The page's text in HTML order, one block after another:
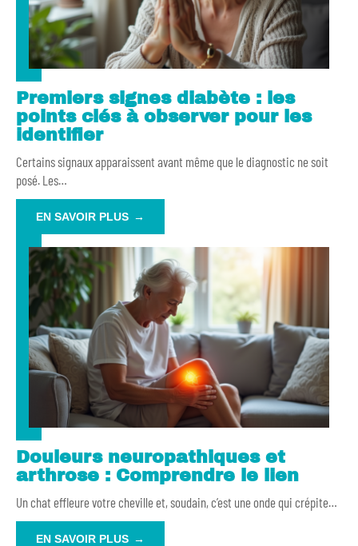
Premiers signes diabète : les
points clés à observer pour les
identifier
Certains signaux apparaissent avant même que le diagnostic ne soit
posé. Les…
EN SAVOIR PLUS
Douleurs neuropathiques et
arthrose : Comprendre le lien
Un chat effleure votre cheville et, soudain, c’est une onde qui crépite…
EN SAVOIR PLUS